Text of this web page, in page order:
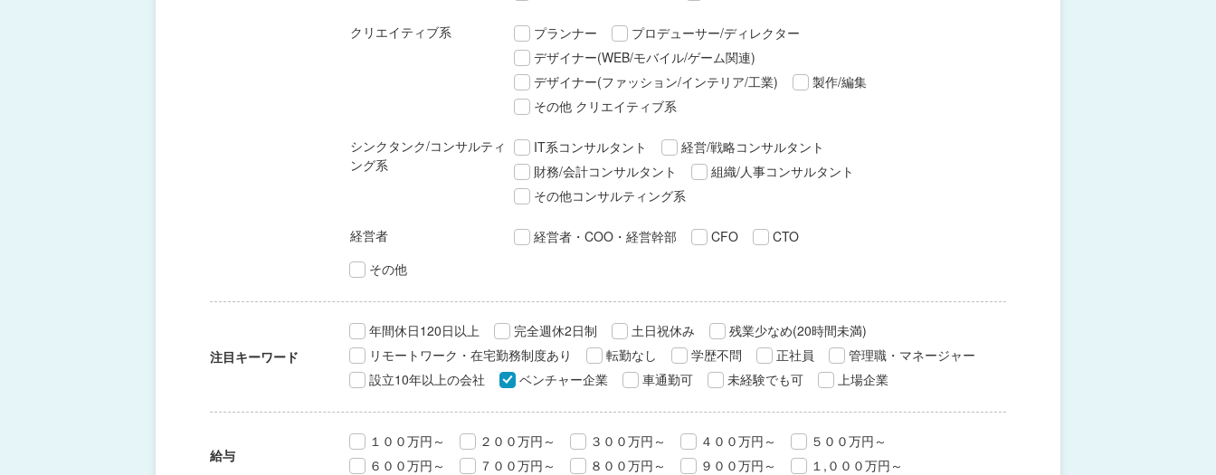
クリエイティブ系 プランナー
プロデューサー/ディレクター
デザイナー(WEB/モバイル/ゲーム関連)
デザイナー(ファッション/インテリア/工業)
製作/編集
その他 クリエイティブ系
シンクタンク/コンサルティ
ング系
IT系コンサルタント
経営/戦略コンサルタント
財務/会計コンサルタント
組織/人事コンサルタント
その他コンサルティング系
経営者 経営者・COO・経営幹部 CFO
CTO
その他
注目キーワード
年間休日120日以上 完全週休2日制 土日祝休み
残業少なめ(20時間未満)
リモートワーク・在宅勤務制度あり
転勤なし 学歴不問 正社員
管理職・マネージャー
設立10年以上の会社
ベンチャー企業 車通勤可 未経験でも可 上場企業
給与
１００万円～ ２００万円～ ３００万円～ ４００万円～
５００万円～
６００万円～
７００万円～ ８００万円～ ９００万円～ １,０００万円～